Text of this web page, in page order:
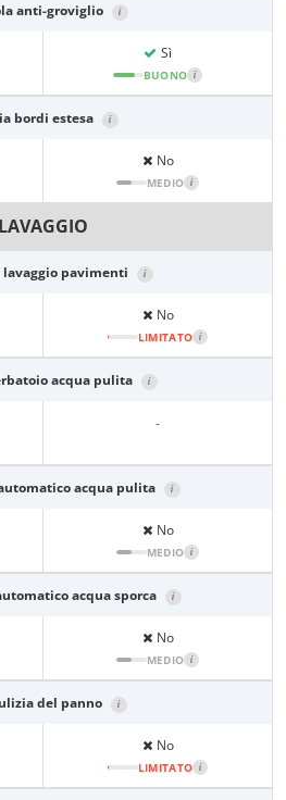
anti-groviglio i
Sì
BUONO i
bordi estesa i
No
MEDIO i
LAVAGGIO
lavaggio pavimenti i
No
LIMITATO i
acqua pulita i
-
acqua pulita i
No
MEDIO i
acqua sporca i
No
MEDIO i
del panno i
No
LIMITATO i